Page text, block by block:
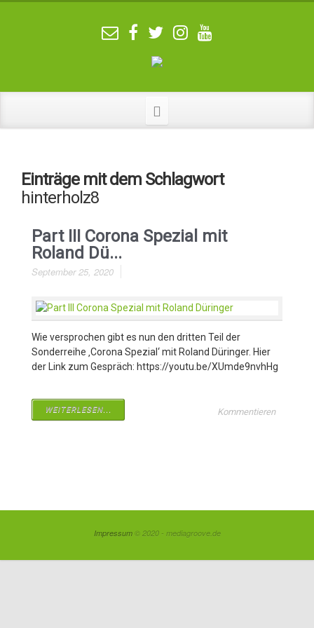
Einträge mit dem Schlagwort
hinterholz8
Part III Corona Spezial mit
Roland Dü...
September 25, 2020
Wie versprochen gibt es nun den dritten Teil der
Sonderreihe ‚Corona Spezial‘ mit Roland Düringer. Hier
der Link zum Gespräch: https://youtu.be/XUmde9nvhHg
WEITERLESEN... Kommentieren
Impressum© 2020 - mediagroove.de